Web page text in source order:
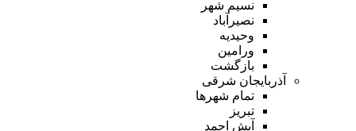
نسیم شهر
نصیرآباد
وحیدیه
ورامین
بازگشت
آذربایجان شرقی
تمام شهر‌ها
تبریز
آبش احمد